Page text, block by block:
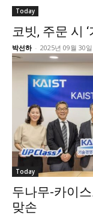
Today
코빗, 주문 시
박선하 - 2025년 09월 30
Today
두나무-카이
맞손